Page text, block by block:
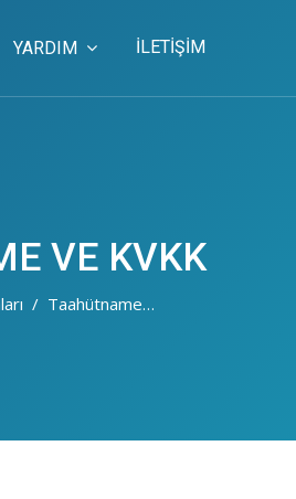
YARDIM İLETİŞİM
VE KVKK
Taahütname Ve KVKK